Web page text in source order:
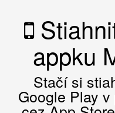
appku
Stačí si
Google Play